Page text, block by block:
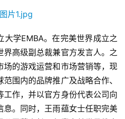
大学EMBA。在完美世界成立之
界高级副总裁兼官方发言人。之
场的游戏运营和市场营销等，现
围内的品牌推广及战略合作、
作，并以官方身份代表公司向
息。同时，王雨蕴女士任职完美